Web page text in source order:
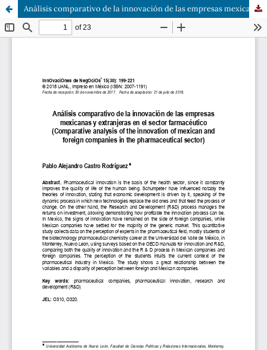
Análisis comparativo de la innovación de las empresas mexicanas y extranjeras en el sector farmacéutico